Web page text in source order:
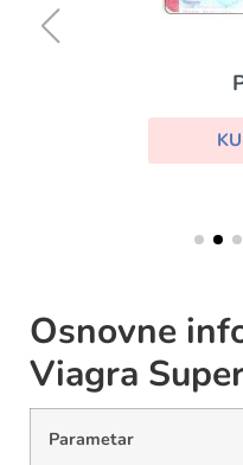
Osnovne
Viagra
Parametar